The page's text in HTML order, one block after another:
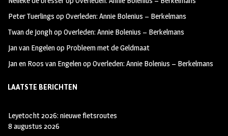
k
m
Peter Tuerlings opOverleden: Annie Bolenius – Berkelmans
Twan de JonghopOverleden: Annie Bolenius – Berkelmans
Jan van Engelenop Probleem met de Geldmaat
Jan en Roos van EngelenopOverleden: Annie Bolenius – Berkelmans
LAATSTE BERICHTEN
Leyetocht 2026: nieuwe fietsroutes
8 augustus 2026